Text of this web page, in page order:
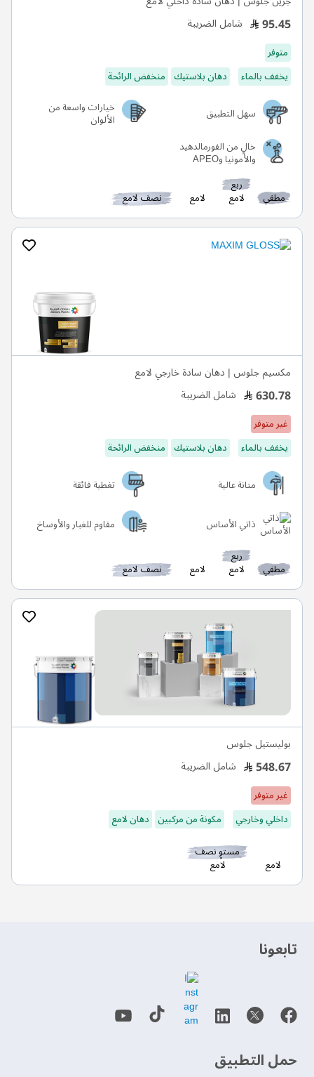
95.45 شامل الضريبة
متوفر
يخفف بالماء
دهان بلاستيك منخفض الرائحة
سهل التطبيق
خيارات واسعة من
الألوان
خالٍ من الفورمالدهيد
والأمونيا وAPEO
مطفي
ربع
لامع لامع نصف لامع
مكسيم جلوس | دهان سادة خارجي لامع
630.78 شامل الضريبة
غير متوفر
يخفف بالماء
دهان بلاستيك منخفض الرائحة
متانة عالية
تغطية فائقة
ذاتي الأساس
مقاوم للغبار والأوساخ
مطفي
ربع
لامع لامع نصف لامع
بوليستيل جلوس
548.67 شامل الضريبة
غير متوفر
داخلي وخارجي
مكونة من مركبين دهان لامع
لامع
مستوٍ نصف
لامع
‫تابعونا‬
حمل التطبيق